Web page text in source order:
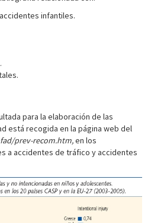
infantiles.
para la elaboración de las
está recogida en la página web del
prev-recom.htm,en los
a accidentes de tráfico y accidentes